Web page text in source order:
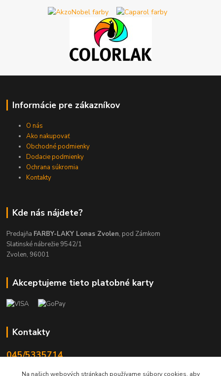
Informácie pre zákazníkov
O nás
Ako nakupovať
Obchodné podmienky
Dodacie podmienky
Ochrana súkromia
Kontakty
Kde nás nájdete?
Predajňa FARBY-LAKY Lonas Zvolen, pod Zámkom
Slatinské nábrežie 9542/1
Zvolen, 96001
Akceptujeme tieto platobné karty
Kontakty
045/5335714
Na našich webových stránkach používame súbory cookies, aby